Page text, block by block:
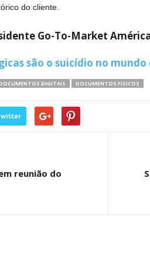
do cliente.
Go-To-Market
são o suicídio no mundo
DIGITAIS DOCUMENTOS FISICOS
reunião do